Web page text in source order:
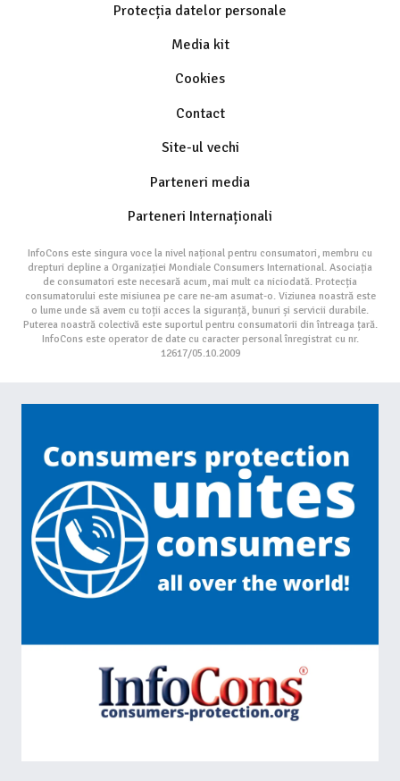
Protecția datelor personale
Media kit
Cookies
Contact
Site-ul vechi
Parteneri media
Parteneri Internaționali
InfoCons este singura voce la nivel național pentru consumatori, membru cu
drepturi depline a Organizației Mondiale Consumers International. Asociația
de consumatori este necesară acum, mai mult ca niciodată. Protecția
consumatorului este misiunea pe care ne-am asumat-o. Viziunea noastră este
o lume unde să avem cu toții acces la siguranță, bunuri și servicii durabile.
Puterea noastră colectivă este suportul pentru consumatorii din întreaga țară.
InfoCons este operator de date cu caracter personal înregistrat cu nr.
12617/05.10.2009